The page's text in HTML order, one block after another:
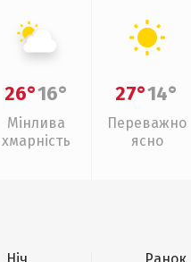
26°16°
Мінлива
хмарність
27°14°
Переважно
ясно